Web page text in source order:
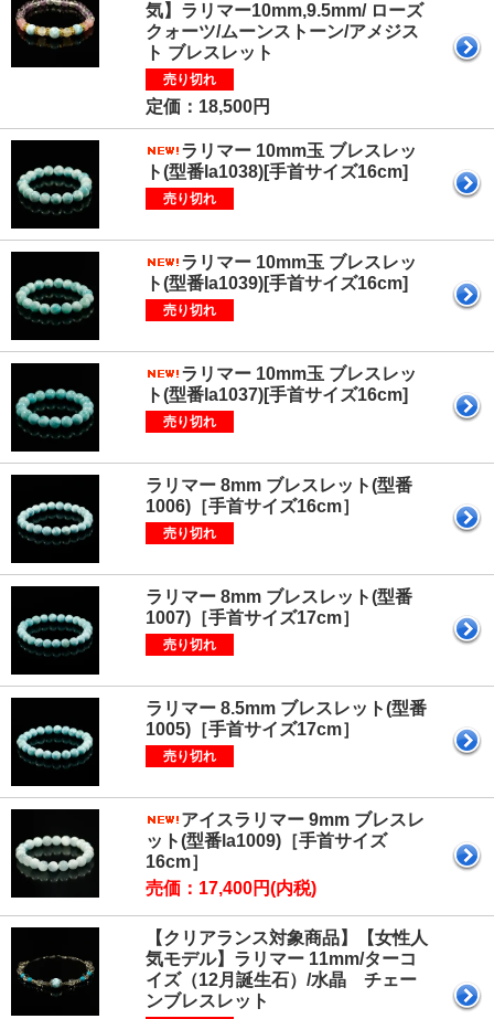
気】ラリマー10mm,9.5mm/ ローズ
クォーツ/ムーンストーン/アメジス
ト ブレスレット
売り切れ
定価：18,500円
ラリマー 10mm玉 ブレスレッ
ト(型番la1038)[手首サイズ16cm]
売り切れ
ラリマー 10mm玉 ブレスレッ
ト(型番la1039)[手首サイズ16cm]
売り切れ
ラリマー 10mm玉 ブレスレッ
ト(型番la1037)[手首サイズ16cm]
売り切れ
ラリマー 8mm ブレスレット(型番
1006)［手首サイズ16cm］
売り切れ
ラリマー 8mm ブレスレット(型番
1007)［手首サイズ17cm］
売り切れ
ラリマー 8.5mm ブレスレット(型番
1005)［手首サイズ17cm］
売り切れ
アイスラリマー 9mm ブレスレ
ット(型番la1009)［手首サイズ
16cm］
売価：17,400円(内税)
【クリアランス対象商品】【女性人
気モデル】ラリマー 11mm/ターコ
イズ（12月誕生石）/水晶 チェー
ンブレスレット